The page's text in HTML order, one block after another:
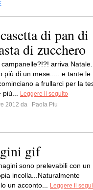
di pan di
di zucchero
arriva
più di un mese..... e tante le
a frullarci per la
più...
Leggere il seguito
2012 da
Paola Piu
gif
sono prelevabili con un
incolla...Naturalmente
un acconto...
Leggere il